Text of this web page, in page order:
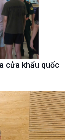
cửa khẩu quốc